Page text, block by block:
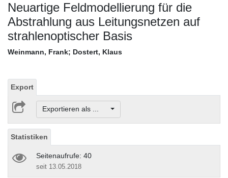
Neuartige Feldmodellierung für die
Abstrahlung aus Leitungsnetzen auf
strahlenoptischer Basis
Weinmann, Frank; Dostert, Klaus
Export
Exportieren als ...
Statistiken
Seitenaufrufe: 40
seit 13.05.2018